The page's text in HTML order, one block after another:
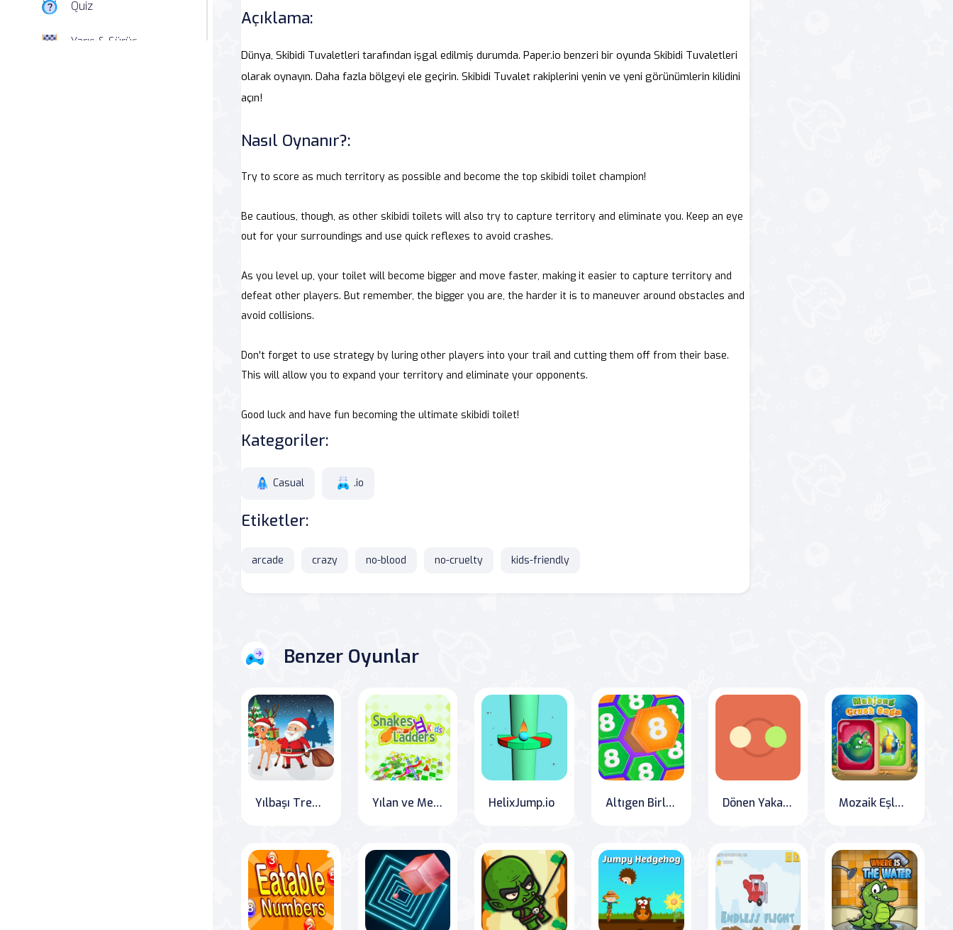
Quiz
Yarış & Sürüş
Açıklama:
Dünya, Skibidi Tuvaletleri tarafından işgal edilmiş durumda. Paper.io benzeri bir oyunda Skibidi Tuvaletleri
olarak oynayın. Daha fazla bölgeyi ele geçirin. Skibidi Tuvalet rakiplerini yenin ve yeni görünümlerin kilidini
açın!
Nasıl Oynanır?:
Try to score as much territory as possible and become the top skibidi toilet champion!
Be cautious, though, as other skibidi toilets will also try to capture territory and eliminate you. Keep an eye
out for your surroundings and use quick reflexes to avoid crashes.
As you level up, your toilet will become bigger and move faster, making it easier to capture territory and
defeat other players. But remember, the bigger you are, the harder it is to maneuver around obstacles and
avoid collisions.
Don't forget to use strategy by luring other players into your trail and cutting them off from their base.
This will allow you to expand your territory and eliminate your opponents.
Good luck and have fun becoming the ultimate skibidi toilet!
Kategoriler:
Casual .io
Etiketler:
arcade crazy no-blood no-cruelty kids-friendly
Benzer Oyunlar
Yılbaşı Trenleri: Hediye Dağıtma Yarışı Yılan ve Merdivenler HelixJump.io Altıgen Birleştir Dönen Yakalayıcılar Mozaik Eşleme Macerası